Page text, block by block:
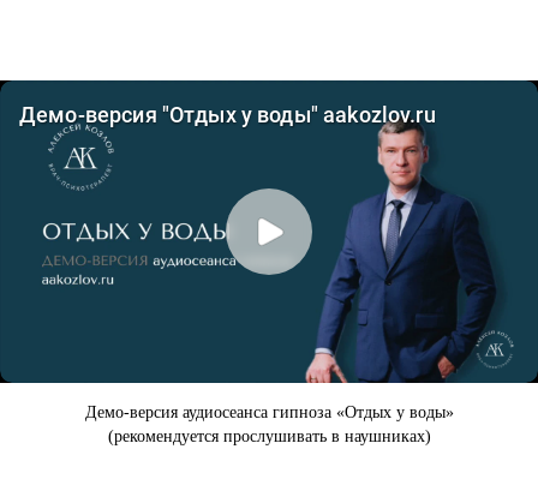
Демо-версия аудиосеанса гипноза «Отдых у воды»
(рекомендуется прослушивать в наушниках)